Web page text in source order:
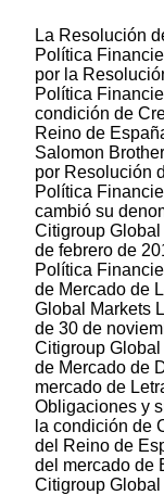
La Resolución
Política
por la
Política
condición de
Reino de
Salomon
por Resolución
Política
cambió su
Citigroup
de febrero de
Política
de Mercado de
Global Markets
de 30 de
Citigroup
de Mercado de
mercado de
Obligaciones y
la condición de
del Reino de
del mercado de
Citigroup Global